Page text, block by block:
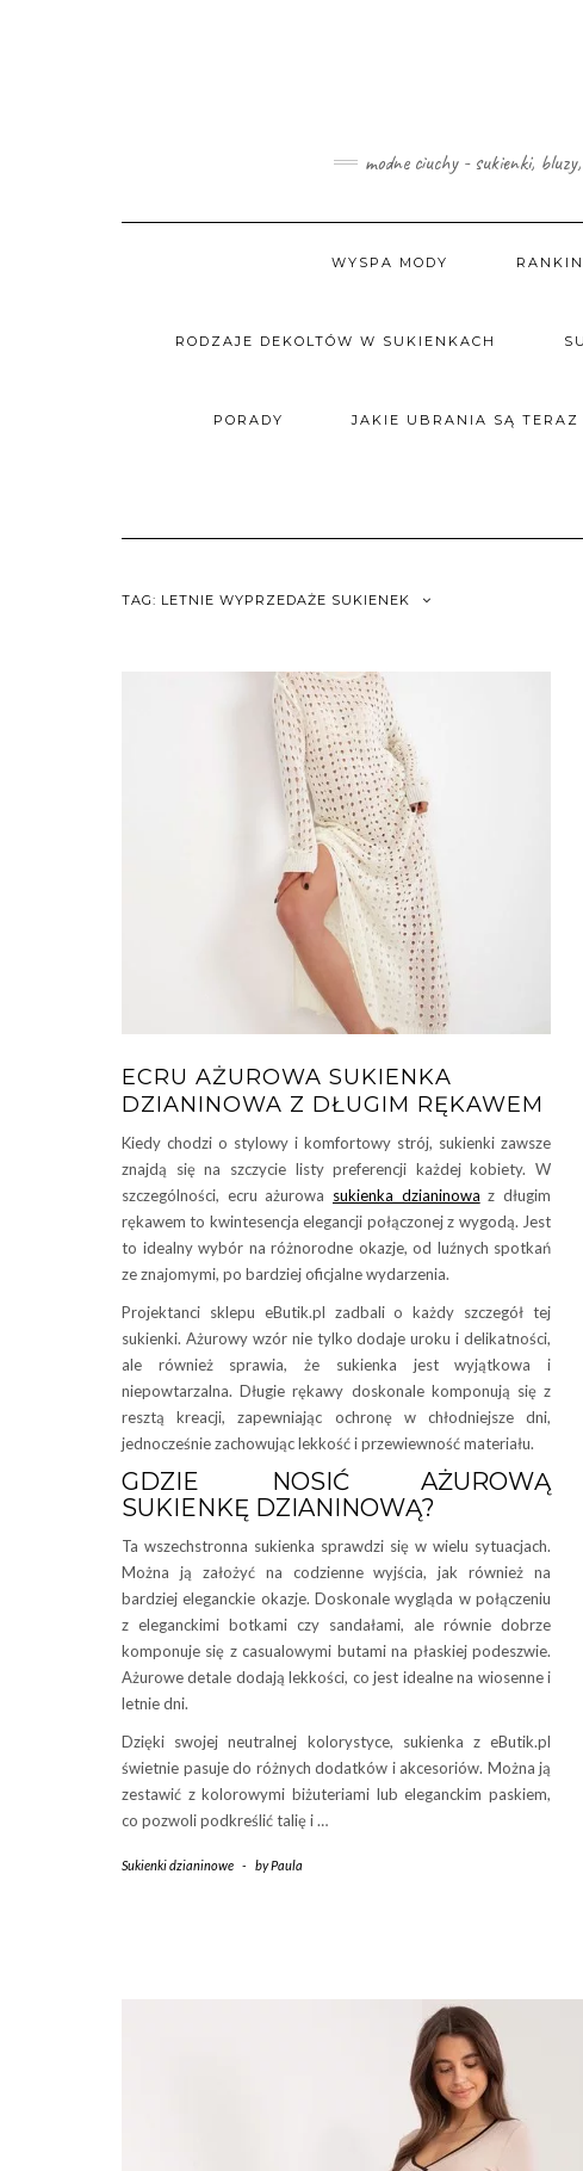
modne ciuchy - sukienki,
WYSPA MODY
RODZAJE DEKOLTÓW W SUKIENKACH
PORADY JAKIE UBRANIA SĄ TERAZ
TAG: LETNIE WYPRZEDAŻE SUKIENEK
ECRU AŻUROWA SUKIENKA
DZIANINOWA Z DŁUGIM RĘKAWEM
Kiedy chodzi o stylowy i komfortowy strój, sukienki zawsze
znajdą się na szczycie listy preferencji każdej kobiety. W
szczególności, ecru ażurowa sukienka dzianinowa z długim
rękawem to kwintesencja elegancji połączonej z wygodą. Jest
to idealny wybór na różnorodne okazje, od luźnych spotkań
ze znajomymi, po bardziej oficjalne wydarzenia.
Projektanci sklepu eButik.pl zadbali o każdy szczegół tej
sukienki. Ażurowy wzór nie tylko dodaje uroku i delikatności,
ale również sprawia, że sukienka jest wyjątkowa i
niepowtarzalna. Długie rękawy doskonale komponują się z
resztą kreacji, zapewniając ochronę w chłodniejsze dni,
jednocześnie zachowując lekkość i przewiewność materiału.
GDZIE NOSIĆ AŻUROWĄ
SUKIENKĘ DZIANINOWĄ?
Ta wszechstronna sukienka sprawdzi się w wielu sytuacjach.
Można ją założyć na codzienne wyjścia, jak również na
bardziej eleganckie okazje. Doskonale wygląda w połączeniu
z eleganckimi botkami czy sandałami, ale równie dobrze
komponuje się z casualowymi butami na płaskiej podeszwie.
Ażurowe detale dodają lekkości, co jest idealne na wiosenne i
letnie dni.
Dzięki swojej neutralnej kolorystyce, sukienka z eButik.pl
świetnie pasuje do różnych dodatków i akcesoriów. Można ją
zestawić z kolorowymi biżuteriami lub eleganckim paskiem,
co pozwoli podkreślić talię i …
Sukienki dzianinowe - byPaula